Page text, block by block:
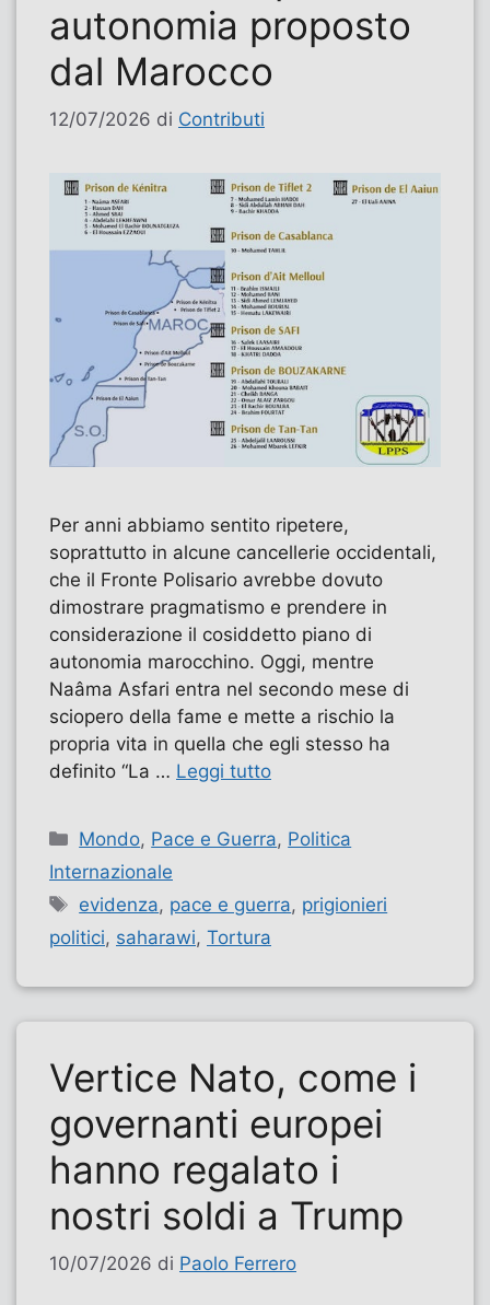
autonomia proposto
dal Marocco
12/07/2026 di Contributi
Per anni abbiamo sentito ripetere,
soprattutto in alcune cancellerie occidentali,
che il Fronte Polisario avrebbe dovuto
dimostrare pragmatismo e prendere in
considerazione il cosiddetto piano di
autonomia marocchino. Oggi, mentre
Naâma Asfari entra nel secondo mese di
sciopero della fame e mette a rischio la
propria vita in quella che egli stesso ha
definito “La … Leggi tutto
Categorie
Mondo, Pace e Guerra, Politica
Internazionale
Tag
evidenza, pace e guerra, prigionieri
politici, saharawi, Tortura
Vertice Nato, come i
governanti europei
hanno regalato i
nostri soldi a Trump
10/07/2026 di Paolo Ferrero